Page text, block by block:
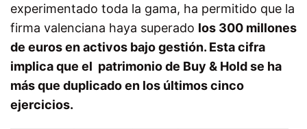
experimentado toda la gama, ha permitido que la
firma valenciana haya superado los 300 millones
de euros en activos bajo gestión. Esta cifra
implica que el patrimonio de Buy & Hold se ha
más que duplicado en los últimos cinco
ejercicios.